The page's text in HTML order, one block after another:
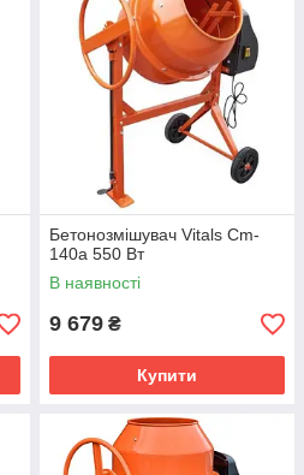
Бетонозмішувач Vitals Cm-
140a 550 Вт
В наявності
9 679 ₴
Купити